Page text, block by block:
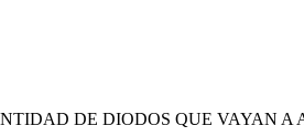
DE DIODOS QUE VAYAN A